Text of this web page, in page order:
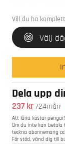
Vill du ha
Välj
Dela upp
237 kr /24mån
Att låna kostar pengar!
Om du inte kan betala
teckna abonnemang
För stöd, vänd dig till